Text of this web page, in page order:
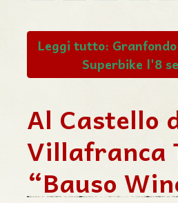
Leggi tutto:
Superbike l'8
Al Castello
Villafranca
“Bauso